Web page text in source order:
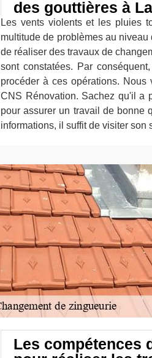
des gouttières à
Les vents violents et les pluies
multitude de problèmes au
de réaliser des travaux de
sont constatées. Par
procéder à ces opérations.
CNS Rénovation. Sachez qu'il a
pour assurer un travail de bonne
informations, il suffit de visiter son
Les compétences